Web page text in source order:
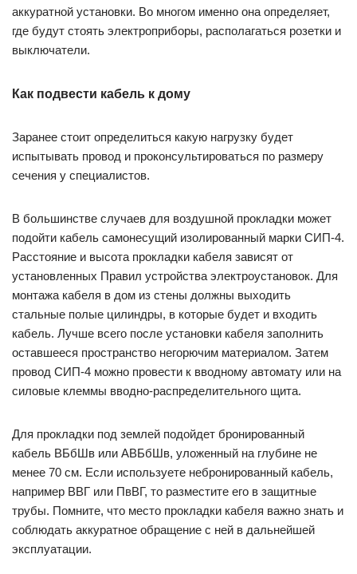
аккуратной установки. Во многом именно она определяет,
где будут стоять электроприборы, располагаться розетки и
выключатели.
Как подвести кабель к дому
Заранее стоит определиться какую нагрузку будет
испытывать провод и проконсультироваться по размеру
сечения у специалистов.
В большинстве случаев для воздушной прокладки может
подойти кабель самонесущий изолированный марки СИП-4.
Расстояние и высота прокладки кабеля зависят от
установленных Правил устройства электроустановок. Для
монтажа кабеля в дом из стены должны выходить
стальные полые цилиндры, в которые будет и входить
кабель. Лучше всего после установки кабеля заполнить
оставшееся пространство негорючим материалом. Затем
провод СИП-4 можно провести к вводному автомату или на
силовые клеммы вводно-распределительного щита.
Для прокладки под землей подойдет бронированный
кабель ВБбШв или АВБбШв, уложенный на глубине не
менее 70 см. Если используете небронированный кабель,
например ВВГ или ПвВГ, то разместите его в защитные
трубы. Помните, что место прокладки кабеля важно знать и
соблюдать аккуратное обращение с ней в дальнейшей
эксплуатации.